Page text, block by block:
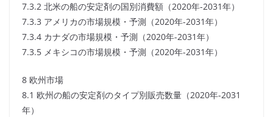
7.3.2 北米の船の安定剤の国別消費額（2020年-2031年）
7.3.3 アメリカの市場規模・予測（2020年-2031年）
7.3.4 カナダの市場規模・予測（2020年-2031年）
7.3.5 メキシコの市場規模・予測（2020年-2031年）
8 欧州市場
8.1 欧州の船の安定剤のタイプ別販売数量（2020年-2031
年）